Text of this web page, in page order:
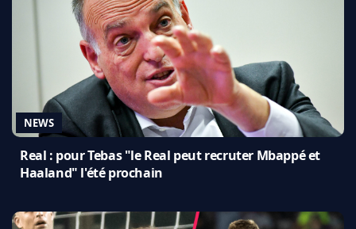
NEWS
Real : pour Tebas "le Real peut recruter Mbappé et
Haaland" l'été prochain